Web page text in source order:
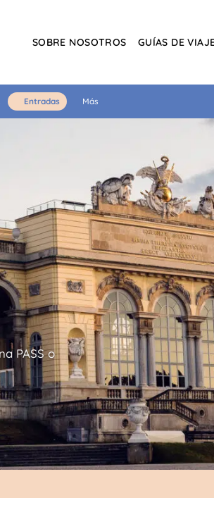
SOBRE NOSOTROS GUÍAS DE
Entradas Más
PASS o